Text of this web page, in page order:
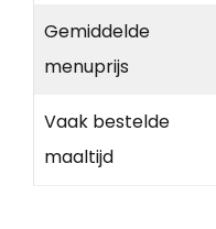
Gemiddelde
menuprijs
Vaak bestelde
maaltijd